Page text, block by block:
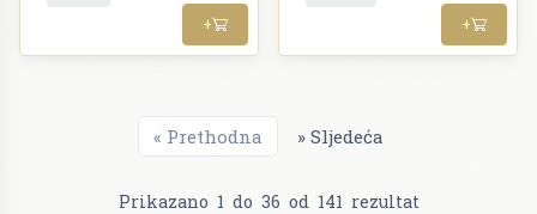
+ +
« Prethodna » Sljedeća
Prikazano 1 do 36 od 141 rezultat